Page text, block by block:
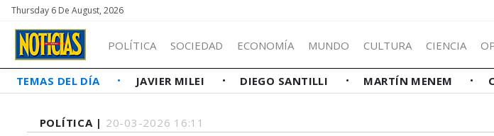
Thursday 6 De August, 2026
POLÍTICA SOCIEDAD ECONOMÍA MUNDO CULTURA CIENCIA
TEMAS DEL DÍA JAVIER MILEI DIEGO SANTILLI MARTÍN MENEM
POLÍTICA | 20-03-2026 16:11